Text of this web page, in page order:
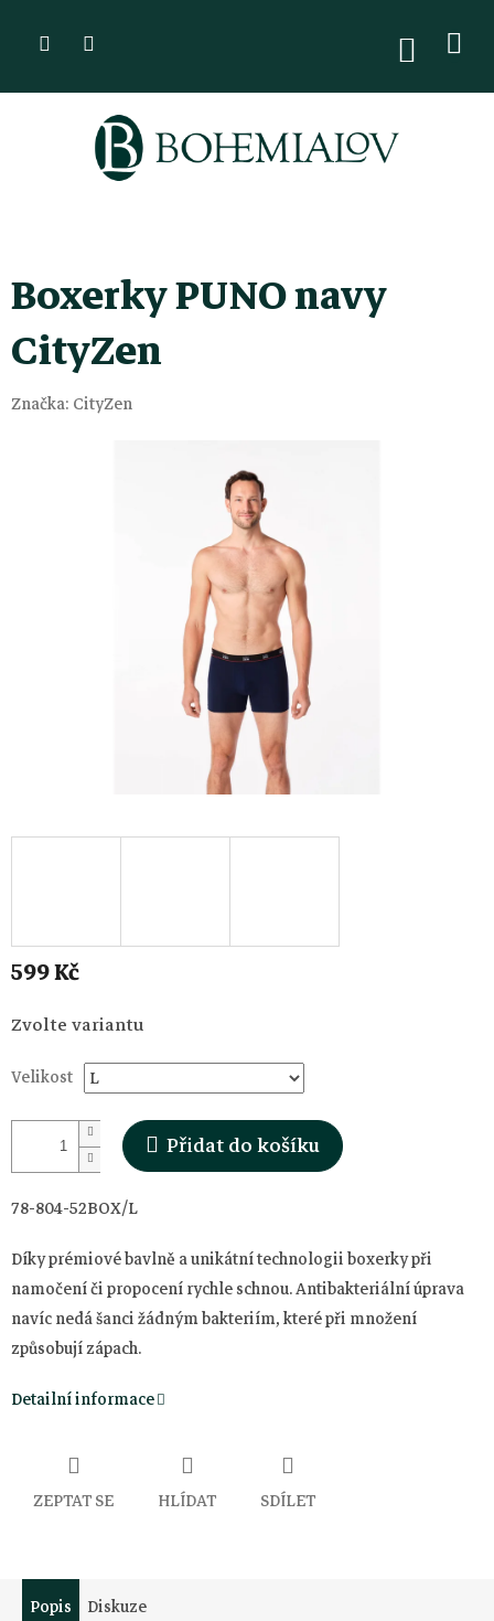
Boxerky PUNO navy
CityZen
Značka: CityZen
599 Kč
Měrná
cena:
Zvolte variantu
Velikost
Přidat do košíku
78-804-52BOX/L
Díky prémiové bavlně a unikátní technologii boxerky při
namočení či propocení rychle schnou. Antibakteriální úprava
navíc nedá šanci žádným bakteriím, které při množení
způsobují zápach.
Detailní informace
ZEPTAT SE HLÍDAT SDÍLET
Popis Diskuze